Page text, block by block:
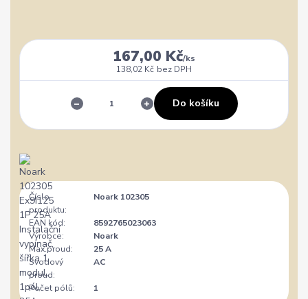
167,00 Kč/ks
138,02 Kč bez DPH
Do košíku
Číslo
produktu:
Noark 102305
EAN kód:
8592765023063
Výrobce:
Noark
Max.proud:
25 A
Svodový
proud:
AC
Počet pólů: 1